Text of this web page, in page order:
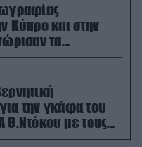
Κύπρο και στην
τα
(φωτο)
την γκάφα του
Θ.Ντόκου με τους